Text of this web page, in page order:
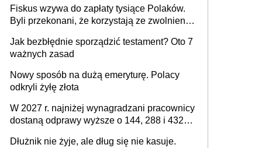
Fiskus wzywa do zapłaty tysiące Polaków.
Byli przekonani, że korzystają ze zwolnienia
Jak bezbłędnie sporządzić testament? Oto 7
ważnych zasad
Nowy sposób na dużą emeryturę. Polacy
odkryli żyłę złota
W 2027 r. najniżej wynagradzani pracownicy
dostaną odprawy wyższe o 144, 288 i 432
Dłużnik nie żyje, ale dług się nie kasuje.